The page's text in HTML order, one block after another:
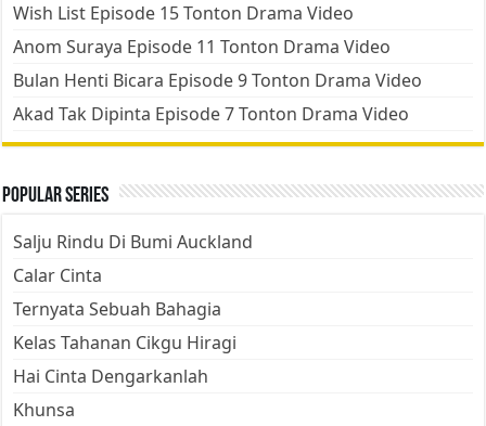
Wish List Episode 15 Tonton Drama Video
Anom Suraya Episode 11 Tonton Drama Video
Bulan Henti Bicara Episode 9 Tonton Drama Video
Akad Tak Dipinta Episode 7 Tonton Drama Video
Popular Series
Salju Rindu Di Bumi Auckland
Calar Cinta
Ternyata Sebuah Bahagia
Kelas Tahanan Cikgu Hiragi
Hai Cinta Dengarkanlah
Khunsa